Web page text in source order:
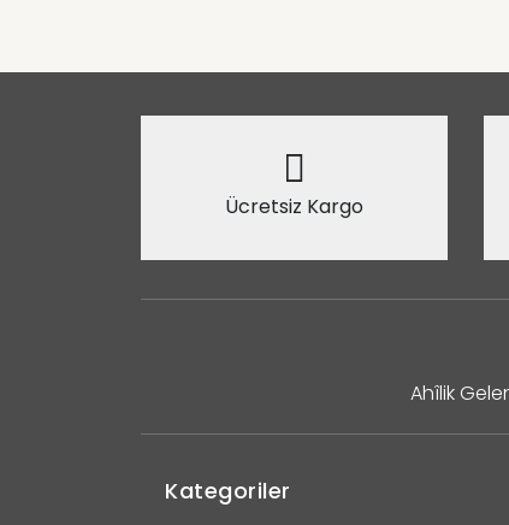
Ücretsiz Kargo
Ahîlik
Kategoriler